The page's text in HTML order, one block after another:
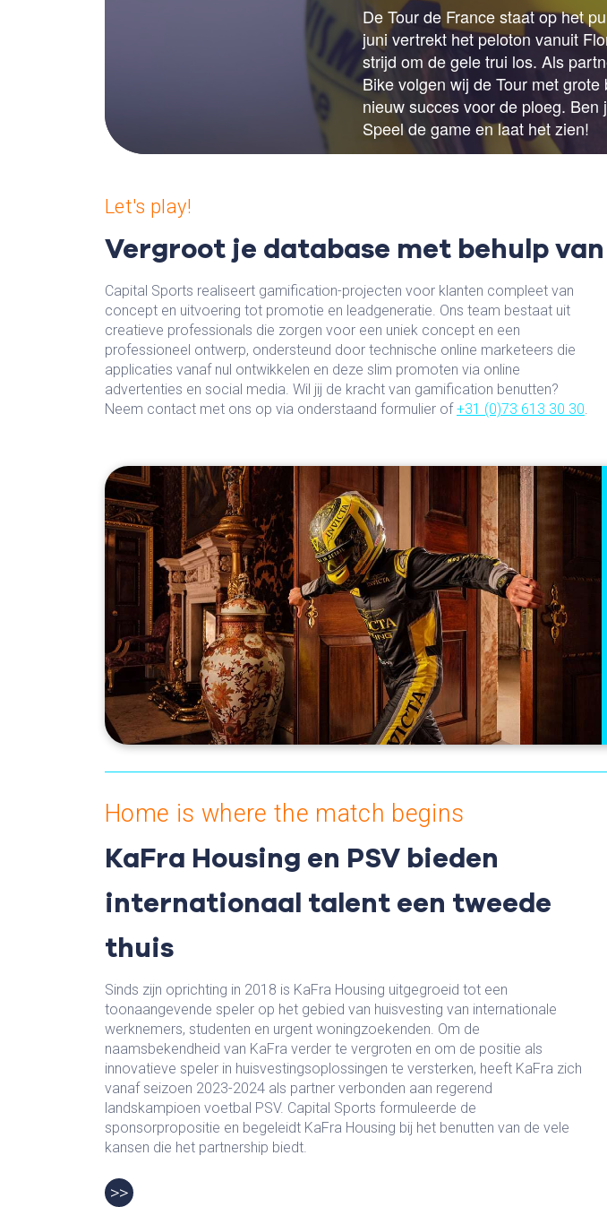
Let's play!
Vergroot je database met behulp
Capital Sports realiseert gamification-projecten voor klanten compleet van
concept en uitvoering tot promotie en leadgeneratie. Ons team bestaat uit
creatieve professionals die zorgen voor een uniek concept en een
professioneel ontwerp, ondersteund door technische online marketeers die
applicaties vanaf nul ontwikkelen en deze slim promoten via online
advertenties en social media. Wil jij de kracht van gamification benutten?
Neem contact met ons op via onderstaand formulier of+31 (0)73 613 30 30.
Home is where the match begins
KaFra Housing en PSV bieden
internationaal talent een tweede
thuis
Sinds zijn oprichting in 2018 is KaFra Housing uitgegroeid tot een
toonaangevende speler op het gebied van huisvesting van internationale
werknemers, studenten en urgent woningzoekenden. Om de
naamsbekendheid van KaFra verder te vergroten en om de positie als
innovatieve speler in huisvestingsoplossingen te versterken, heeft KaFra zich
vanaf seizoen 2023-2024 als partner verbonden aan regerend
landskampioen voetbal PSV. Capital Sports formuleerde de
sponsorpropositie en begeleidt KaFra Housing bij het benutten van de vele
kansen die het partnership biedt.
>>